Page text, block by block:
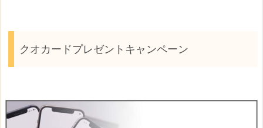
クオカードプレゼントキャンペーン